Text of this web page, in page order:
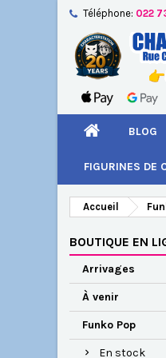
Téléphone: 022
BLOG
FIGURINES DE
Accueil
BOUTIQUE EN
Arrivages
À venir
Funko Pop
En stock